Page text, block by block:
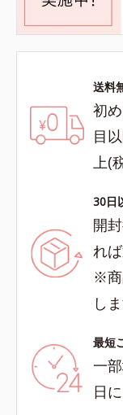
送料
初
目
上(
30日
開
れ
※商
し
最短
一
日